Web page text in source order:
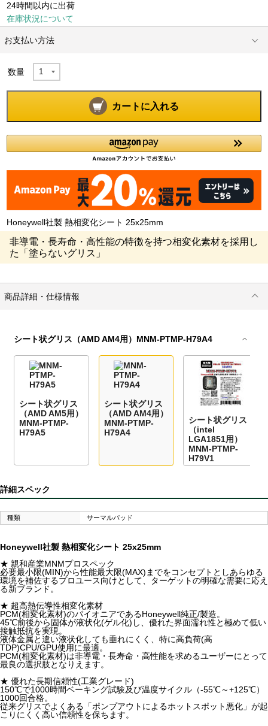
24時間以内に出荷
在庫状況について
お支払い方法
数量
カートに入れる
Honeywell社製 熱相変化シート 25x25mm
非導電・長寿命・高性能の特徴を持つ相変化素材を採用し
た「塗らないグリス」
商品詳細・仕様情報
シート状グリス（AMD AM4用）MNM-PTMP-H79A4
シート状グリス
（AMD AM5用）
MNM-PTMP-
H79A5
シート状グリス
（AMD AM4用）
MNM-PTMP-
H79A4
シート状グリス
（intel
LGA1851用）
MNM-PTMP-
H79V1
詳細スペック
種類 サーマルパッド
Honeywell社製 熱相変化シート 25x25mm
★ 親和産業MNMプロスペック
必要最小限(MIN)から性能最大限(MAX)までをコンセプトとしあらゆる
環境を補佐するプロユース向けとして、ターゲットの明確な需要に応え
る新ブランド。
★ 超高熱伝導性相変化素材
PCM(相変化素材)のパイオニアであるHoneywell純正/製造。
45℃前後から固体が液状化(ゲル化)し、優れた界面濡れ性と極めて低い
接触抵抗を実現。
液体金属と違い液状化しても垂れにくく、特に高負荷(高
TDP)CPU/GPU使用に最適。
PCM(相変化素材)は非導電・長寿命・高性能を求めるユーザーにとって
最良の選択肢となりえます。
★ 優れた長期信頼性(工業グレード)
150℃で1000時間ベーキング試験及び温度サイクル（-55℃～+125℃）
1000回合格。
従来グリスでよくある「ポンプアウトによるホットスポット悪化」が起
こりにくく高い信頼性を保ちます。